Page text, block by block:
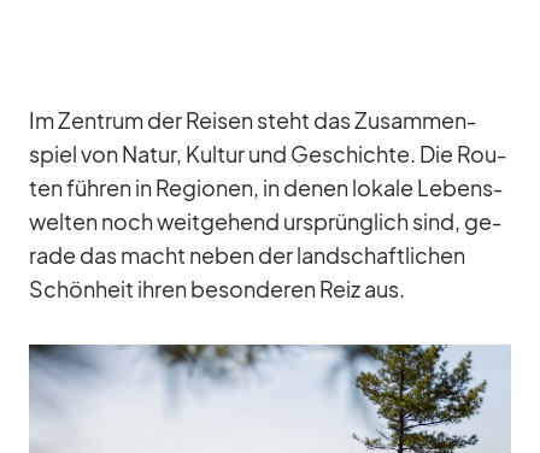
Im Zen­trum der Rei­sen steht das Zu­sam­men­
spiel von Na­tur, Kul­tur und Ge­schichte. Die Rou­
ten füh­ren in Re­gio­nen, in de­nen lo­kale Le­bens­
wel­ten noch weit­ge­hend ur­sprüng­lich sind, ge­
rade das macht ne­ben der land­schaft­li­chen
Schön­heit ih­ren be­son­de­ren Reiz aus.